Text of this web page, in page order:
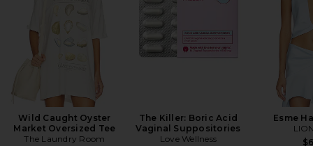
Wild Caught Oyster
Market Oversized Tee
The Laundry Room
The Killer: Boric Acid
Vaginal Suppositories
Love Wellness
Esme